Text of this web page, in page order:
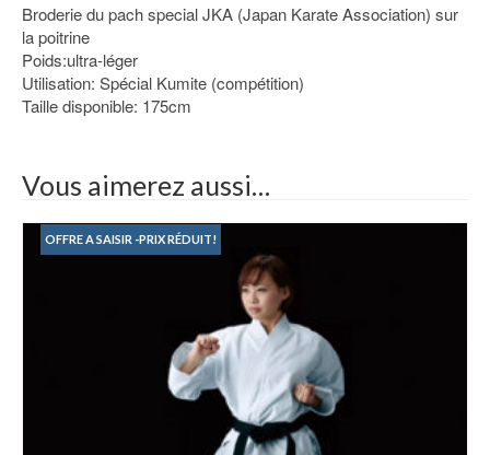
Broderie du pach special JKA (Japan Karate Association) sur
la poitrine
Poids:ultra-léger
Utilisation: Spécial Kumite (compétition)
Taille disponible: 175cm
Vous aimerez aussi…
OFFRE A SAISIR -PRIX RÉDUIT!